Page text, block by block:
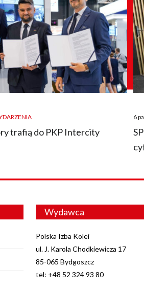
trafią do PKP Intercity
on
6
Wydawca
Polska Izba Kolei
ul. J. Karola Chodkiewicza 17
85-065 Bydgoszcz
tel: +48 52 324 93 80